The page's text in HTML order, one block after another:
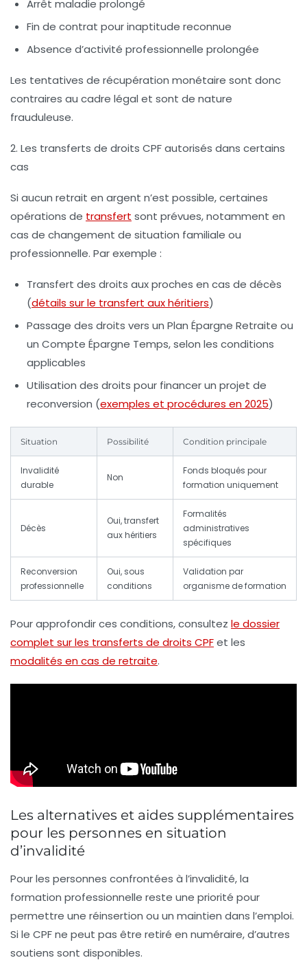
Arrêt maladie prolongé
Fin de contrat pour inaptitude reconnue
Absence d’activité professionnelle prolongée
Les tentatives de récupération monétaire sont donc
contraires au cadre légal et sont de nature
frauduleuse.
2. Les transferts de droits CPF autorisés dans certains
cas
Si aucun retrait en argent n’est possible, certaines
opérations de transfert sont prévues, notamment en
cas de changement de situation familiale ou
professionnelle. Par exemple :
Transfert des droits aux proches en cas de décès
(détails sur le transfert aux héritiers)
Passage des droits vers un Plan Épargne Retraite ou
un Compte Épargne Temps, selon les conditions
applicables
Utilisation des droits pour financer un projet de
reconversion (exemples et procédures en 2025)
Situation Possibilité Condition principale
Invalidité
durable
Non
Fonds bloqués pour
formation uniquement
Décès
Oui, transfert
aux héritiers
Formalités
administratives
spécifiques
Reconversion
professionnelle
Oui, sous
conditions
Validation par
organisme de formation
Pour approfondir ces conditions, consultez le dossier
complet sur les transferts de droits CPFet les
modalités en cas de retraite.
Les alternatives et aides supplémentaires
pour les personnes en situation
d’invalidité
Pour les personnes confrontées à l’invalidité, la
formation professionnelle reste une priorité pour
permettre une réinsertion ou un maintien dans l’emploi.
Si le CPF ne peut pas être retiré en numéraire, d’autres
soutiens sont disponibles.